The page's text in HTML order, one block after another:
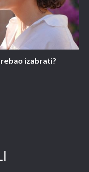
izabrati?